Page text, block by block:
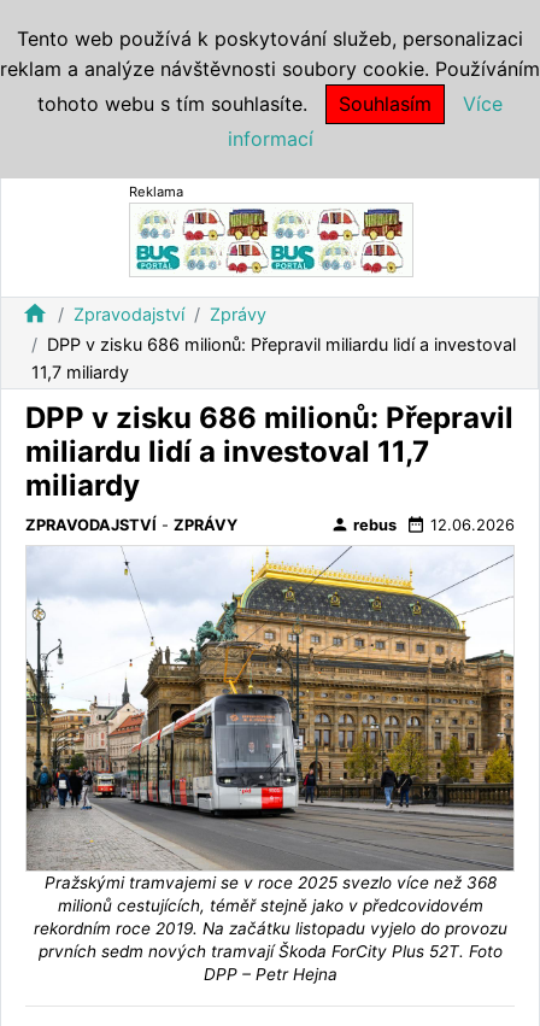
Reklama
home Zpravodajství
Zprávy
DPP v zisku 686 milionů: Přepravil miliardu lidí a investoval
11,7 miliardy
DPP v zisku 686 milionů: Přepravil
miliardu lidí a investoval 11,7
miliardy
ZPRAVODAJSTVÍ - ZPRÁVY person rebus date_range 12.06.2026
Pražskými tramvajemi se v roce 2025 svezlo více než 368
milionů cestujících, téměř stejně jako v předcovidovém
rekordním roce 2019. Na začátku listopadu vyjelo do provozu
prvních sedm nových tramvají Škoda ForCity Plus 52T. Foto
DPP – Petr Hejna
Tento web používá k poskytování služeb, personalizaci
reklam a analýze návštěvnosti soubory cookie. Používáním
tohoto webu s tím souhlasíte.
Souhlasím
Více
informací